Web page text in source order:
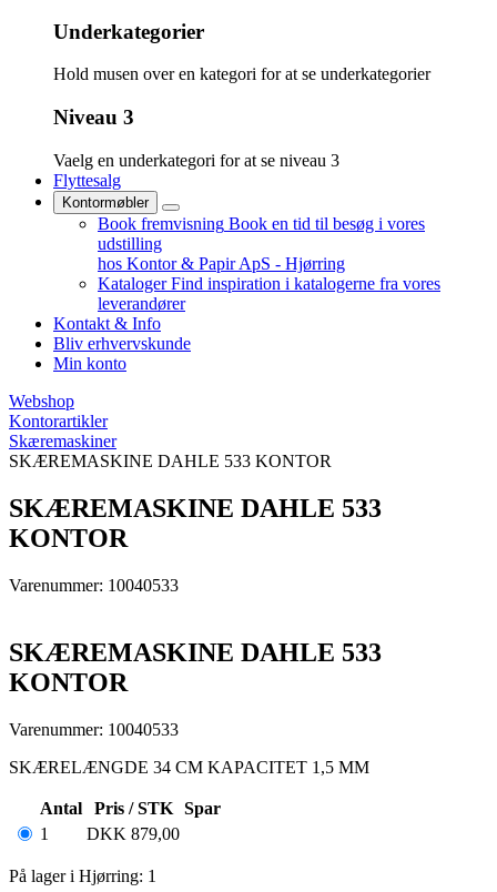
Underkategorier
Hold musen over en kategori for at se underkategorier
Niveau 3
Vaelg en underkategori for at se niveau 3
Flyttesalg
Kontormøbler
Book fremvisning Book en tid til besøg i vores
udstilling
hos Kontor & Papir ApS - Hjørring
Kataloger Find inspiration i katalogerne fra vores
leverandører
Kontakt & Info
Bliv erhvervskunde
Min konto
Webshop
Kontorartikler
Skæremaskiner
SKÆREMASKINE DAHLE 533 KONTOR
SKÆREMASKINE DAHLE 533
KONTOR
Varenummer: 10040533
SKÆREMASKINE DAHLE 533
KONTOR
Varenummer: 10040533
SKÆRELÆNGDE 34 CM KAPACITET 1,5 MM
Antal Pris / STK
Spar
1
DKK 879,00
På lager i Hjørring: 1